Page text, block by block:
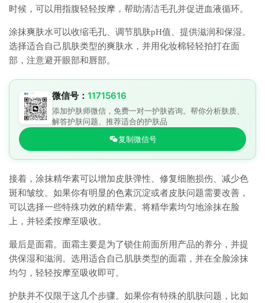
时候，可以用指腹轻轻按摩，帮助清洁毛孔并促进血液循环。
涂抹爽肤水可以收缩毛孔、调节肌肤pH值、提供滋润和保湿。
选择适合自己肌肤类型的爽肤水，并用化妆棉轻轻拍打在面
部，注意避开眼部和唇部。
微信号： 11715616
添加护肤师微信，免费一对一护肤咨询。帮你分析肤质、
解答护肤问题、推荐适合的护肤品
复制微信号
接着，涂抹精华素可以增加皮肤弹性、修复细胞损伤、减少色
斑和皱纹。如果你有明显的色素沉淀或者皮肤问题需要改善，
可以选择一些特殊功效的精华素。将精华素均匀地涂抹在脸
上，并轻柔按摩至吸收。
最后是面霜。面霜主要是为了锁住前面所用产品的养分，并提
供保湿和滋润。选用适合自己肌肤类型的面霜，并在全脸涂抹
均匀，轻轻按摩至吸收即可。
护肤并不仅限于这几个步骤。如果你有特殊的肌肤问题，比如